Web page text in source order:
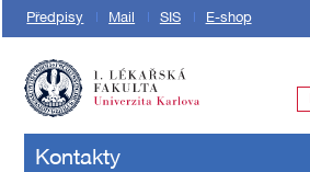
Předpisy Mail SIS E-shop
Kontakty